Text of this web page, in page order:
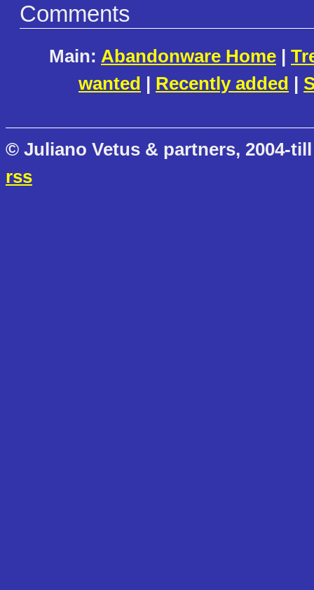
Comments
Main: Abandonware Home |
wanted | Recently added |
© Juliano Vetus & partners, 2004-
rss